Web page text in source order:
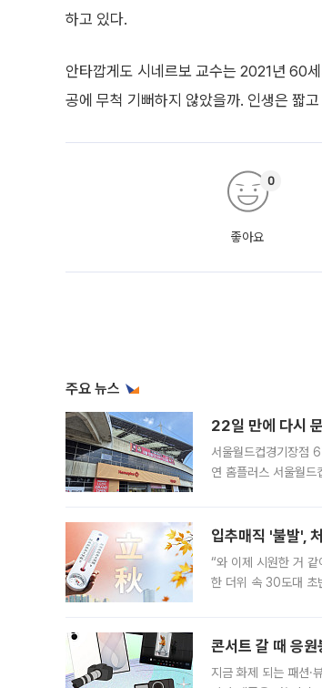
하고 있다.
안타깝게도 시네르보 교수는 2021년 60
공에 무척 기뻐하지 않았을까. 인생은 짧
좋아요
0
주요 뉴스
22일 만에 다시
서울월드컵경기장점
연 홈플러스 서울월
입추매직 '불발',
“와 이제 시원한 거
한 더위 속 30도대 초
콘서트 갈 때 응
지금 화제 되는 패션·